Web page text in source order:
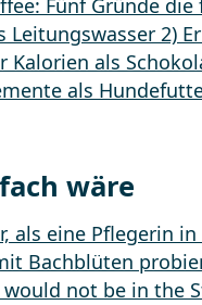
wäre